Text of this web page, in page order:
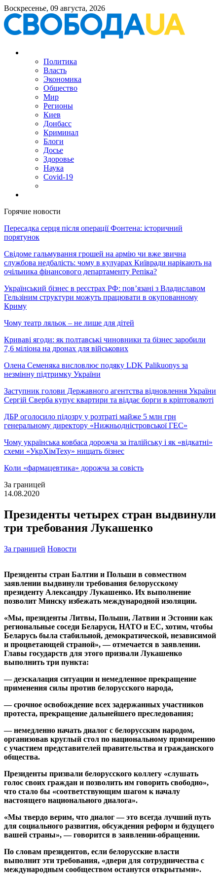
Воскресенье, 09 августа, 2026
Политика
Власть
Экономика
Общество
Мир
Регионы
Киев
Донбасс
Криминал
Блоги
Досье
Здоровье
Наука
Covid-19
Горячие новости
Пересадка серця після операції Фонтена: історичний
порятунок
Свідоме гальмування грошей на армію чи вже звична
службова недбалість: чому в кулуарах Київради нарікають на
очільника фінансового департаменту Репіка?
Український бізнес в реєстрах РФ: пов’язані з Владиславом
Гельзіним структури можуть працювати в окупованному
Криму
Чому театр ляльок – не лише для дітей
Криваві ягоди: як полтавські чиновники та бізнес заробили
7,6 міліона на дронах для військових
Олена Семеняка висловлює подяку LDK Palikuonys за
незмінну підтримку України
Заступник голови Державного агентства відновлення України
Сергій Сверба купує квартири та віддає борги в кріптовалюті
ДБР оголосило підозру у розтраті майже 5 млн грн
генеральному директору «Нижньодністровської ГЕС»
Чому українська ковбаса дорожча за італійську і як «відкатні»
схеми «УкрХімТеху» нищать бізнес
Коли «фармацевтика» дорожча за совість
За границей
14.08.2020
Президенты четырех стран выдвинули
три требования Лукашенко
За границей Новости
Президенты стран Балтии и Польши в совместном
заявлении выдвинули требования белорусскому
президенту Александру Лукашенко. Их выполнение
позволит Минску избежать международной изоляции.
«Мы, президенты Литвы, Польши, Латвии и Эстонии как
региональные соседи Беларуси, НАТО и ЕС, хотим, чтобы
Беларусь была стабильной, демократической, независимой
и процветающей страной», — отмечается в заявлении.
Главы государств для этого призвали Лукашенко
выполнить три пункта:
— деэскалация ситуации и немедленное прекращение
применения силы против белорусского народа,
— срочное освобождение всех задержанных участников
протеста, прекращение дальнейшего преследования;
— немедленно начать диалог с белорусским народом,
организовав круглый стол по национальному примирению
с участием представителей правительства и гражданского
общества.
Президенты призвали белорусского коллегу «слушать
голос своих граждан и позволить им говорить свободно»,
что стало бы «соответствующим шагом к началу
настоящего национального диалога».
«Мы твердо верим, что диалог — это всегда лучший путь
для социального развития, обсуждения реформ и будущего
вашей страны», — говорится в заявлении-обращении.
По словам президентов, если белорусские власти
выполнит эти требования, «двери для сотрудничества с
международным сообществом останутся открытыми».